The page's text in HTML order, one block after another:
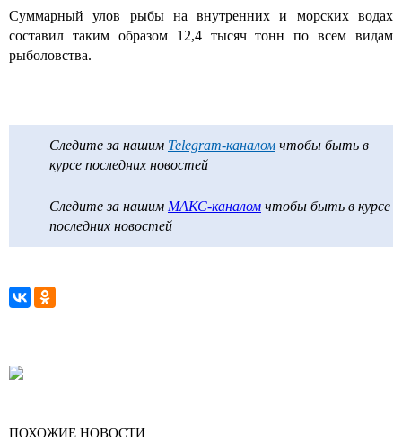
Суммарный улов рыбы на внутренних и морских водах
составил таким образом 12,4 тысяч тонн по всем видам
рыболовства.
Следите за нашим Telegram-каналом чтобы быть в
курсе последних новостей
Следите за нашим МАКС-каналом чтобы быть в курсе
последних новостей
ПОХОЖИЕ НОВОСТИ